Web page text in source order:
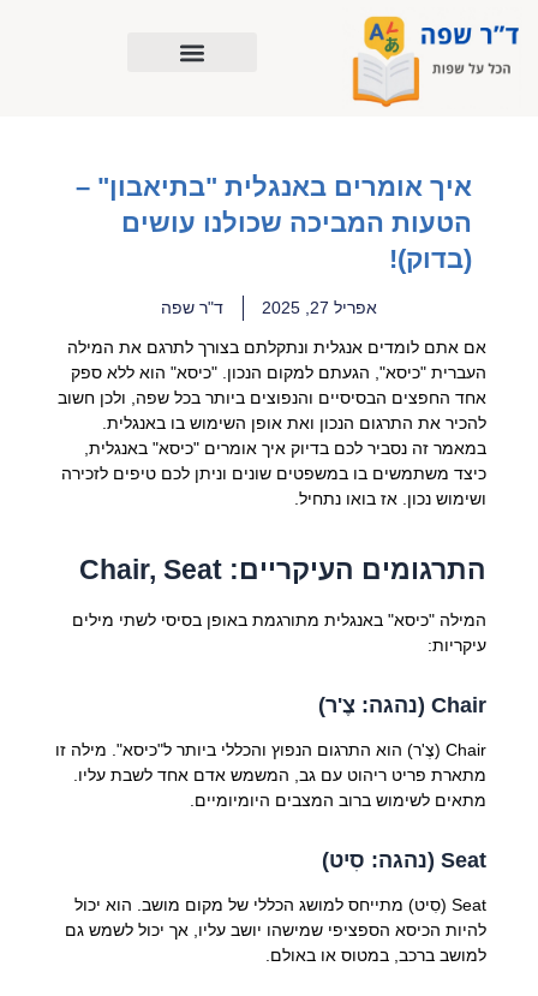
לתוכן
איך אומרים באנגלית "בתיאבון" –
הטעות המביכה שכולנו עושים
(בדוק)!
אפריל 27, 2025 ד"ר שפה
אם אתם לומדים אנגלית ונתקלתם בצורך לתרגם את המילה
העברית "כיסא", הגעתם למקום הנכון. "כיסא" הוא ללא ספק
אחד החפצים הבסיסיים והנפוצים ביותר בכל שפה, ולכן חשוב
להכיר את התרגום הנכון ואת אופן השימוש בו באנגלית.
במאמר זה נסביר לכם בדיוק איך אומרים "כיסא" באנגלית,
כיצד משתמשים בו במשפטים שונים וניתן לכם טיפים לזכירה
ושימוש נכון. אז בואו נתחיל.
התרגומים העיקריים: Chair, Seat
המילה "כיסא" באנגלית מתורגמת באופן בסיסי לשתי מילים
עיקריות:
Chair (נהגה: צֶ'ר)
Chair (צֶ'ר) הוא התרגום הנפוץ והכללי ביותר ל"כיסא". מילה זו
מתארת פריט ריהוט עם גב, המשמש אדם אחד לשבת עליו.
מתאים לשימוש ברוב המצבים היומיומיים.
Seat (נהגה: סִיט)
Seat (סִיט) מתייחס למושג הכללי של מקום מושב. הוא יכול
להיות הכיסא הספציפי שמישהו יושב עליו, אך יכול לשמש גם
למושב ברכב, במטוס או באולם.